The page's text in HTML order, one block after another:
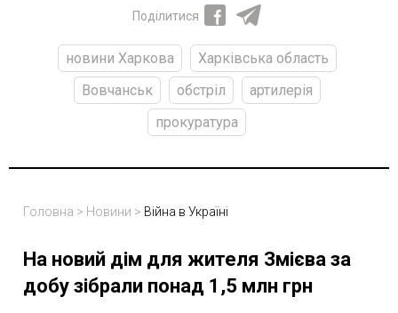
Поділитися
новини Харкова
Харківська область
Вовчанськ
обстріл
артилерія
прокуратура
Головна > Новини > Війна в Україні
На новий дім для жителя Змієва за
добу зібрали понад 1,5 млн грн